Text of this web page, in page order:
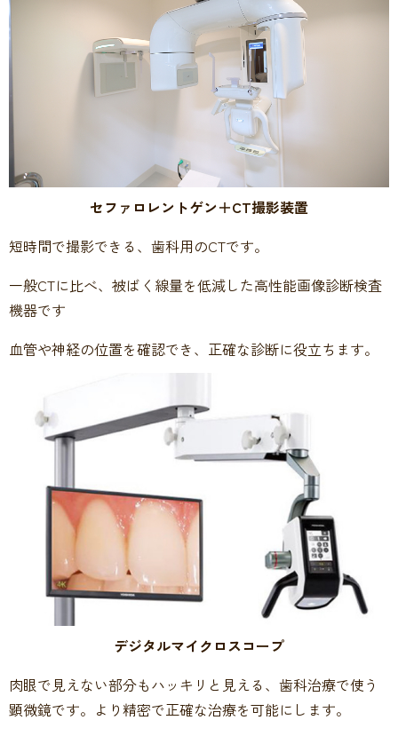
セファロレントゲン＋CT撮影装置
短時間で撮影できる、歯科用のCTです。
一般CTに比べ、被ばく線量を低減した高性能画像診断検査
機器です
血管や神経の位置を確認でき、正確な診断に役立ちます。
デジタルマイクロスコープ
肉眼で見えない部分もハッキリと見える、歯科治療で使う
顕微鏡です。より精密で正確な治療を可能にします。